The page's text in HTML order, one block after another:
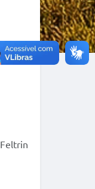
Neto
dos